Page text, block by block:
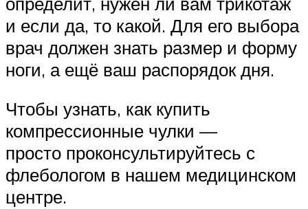
и если да, то какой. Для его выбора
врач должен знать размер и форму
ноги, а ещё ваш распорядок дня.
Чтобы узнать, как купить
компрессионные чулки —
просто проконсультируйтесь с
флебологом в нашем медицинском
центре.